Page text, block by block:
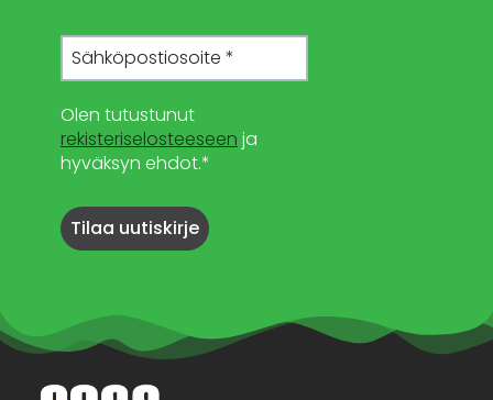
Olen tutustunut
rekisteriselosteeseen ja
hyväksyn ehdot.*